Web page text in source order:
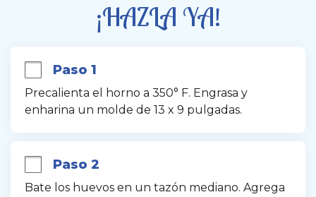
¡HAZLA YA!
Paso 1
Precalienta el horno a 350° F. Engrasa y
enharina un molde de 13 x 9 pulgadas.
Paso 2
Bate los huevos en un tazón mediano. Agrega